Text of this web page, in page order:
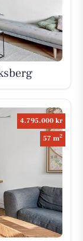
4.795.000 kr
57 m2